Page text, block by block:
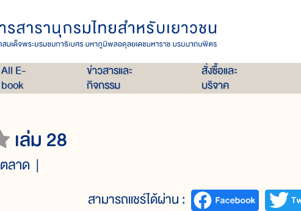
All E-
book
ข่าวสารและ
กิจกรรม
สั่งซื้อและ
บริจาค
เล่ม 28
ตลาด
สามารถแชร์ได้ผ่าน :